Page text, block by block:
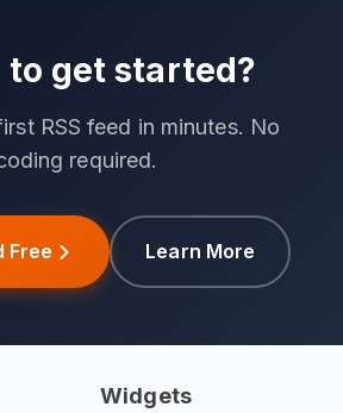
to get started?
RSS feed in minutes. No
required.
Free Learn More
Widgets